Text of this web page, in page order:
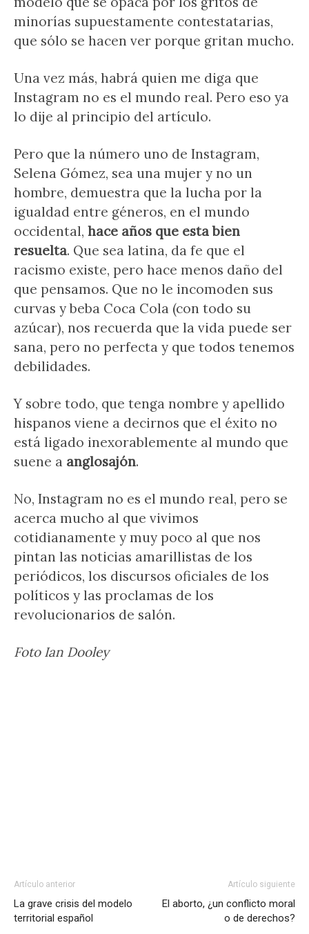
minorías supuestamente contestatarias,
que sólo se hacen ver porque gritan mucho.
Una vez más, habrá quien me diga que
Instagram no es el mundo real. Pero eso ya
lo dije al principio del artículo.
Pero que la número uno de Instagram,
Selena Gómez, sea una mujer y no un
hombre, demuestra que la lucha por la
igualdad entre géneros, en el mundo
occidental, hace años que esta bien
resuelta. Que sea latina, da fe que el
racismo existe, pero hace menos daño del
que pensamos. Que no le incomoden sus
curvas y beba Coca Cola (con todo su
azúcar), nos recuerda que la vida puede ser
sana, pero no perfecta y que todos tenemos
debilidades.
Y sobre todo, que tenga nombre y apellido
hispanos viene a decirnos que el éxito no
está ligado inexorablemente al mundo que
suene a anglosajón.
No, Instagram no es el mundo real, pero se
acerca mucho al que vivimos
cotidianamente y muy poco al que nos
pintan las noticias amarillistas de los
periódicos, los discursos oficiales de los
políticos y las proclamas de los
revolucionarios de salón.
Foto Ian Dooley
Artículo anterior
La grave crisis del modelo
territorial español
Artículo siguiente
El aborto, ¿un conflicto moral
o de derechos?